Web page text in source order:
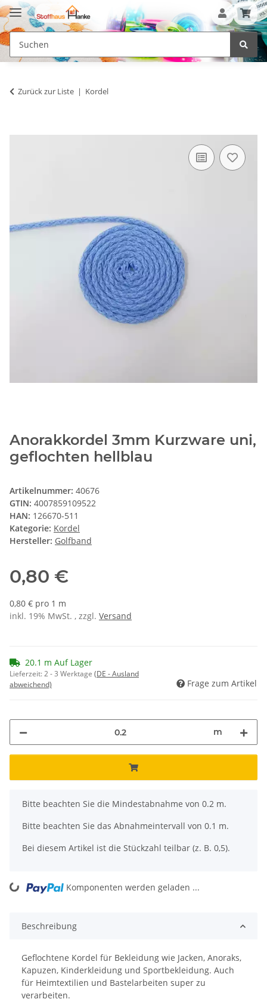
Zurück zur Liste Kordel
Anorakkordel 3mm Kurzware uni,
geflochten hellblau
Artikelnummer: 40676
GTIN: 4007859109522
HAN: 126670-511
Kategorie: Kordel
Hersteller: Golfband
0,80 €
0,80 € pro 1 m
inkl. 19% MwSt. , zzgl. Versand
20.1 m Auf Lager
Lieferzeit:2 - 3 Werktage (DE - Ausland
abweichend)
Frage zum Artikel
m
x
Bitte beachten Sie die Mindestabnahme von 0.2 m.
Bitte beachten Sie das Abnahmeintervall von 0.1 m.
Bei diesem Artikel ist die Stückzahl teilbar (z. B. 0,5).
Loading... Komponenten werden geladen ...
Beschreibung
Geflochtene Kordel für Bekleidung wie Jacken, Anoraks,
Kapuzen, Kinderkleidung und Sportbekleidung. Auch
für Heimtextilien und Bastelarbeiten super zu
verarbeiten.